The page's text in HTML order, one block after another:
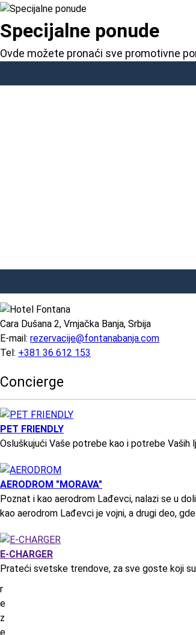
Specijalne ponude
Ovde možete pronaći sve promotivne
Cara Dušana 2, Vrnjačka Banja, Srbija
E-mail: rezervacije@fontanabanja.com
Tel: +381 36 612 153
Concierge
PET FRIENDLY
Osluškujući Vaše potrebe kao i potrebe
AERODROM "MORAVA"
Poznat i kao aerodrom Lađevci, nalazi se u
kao aerodrom Lađevci je vojni, a drugi deo,
E-CHARGER
Prateći svetske trendove, za sve goste koji
r
e
z
e